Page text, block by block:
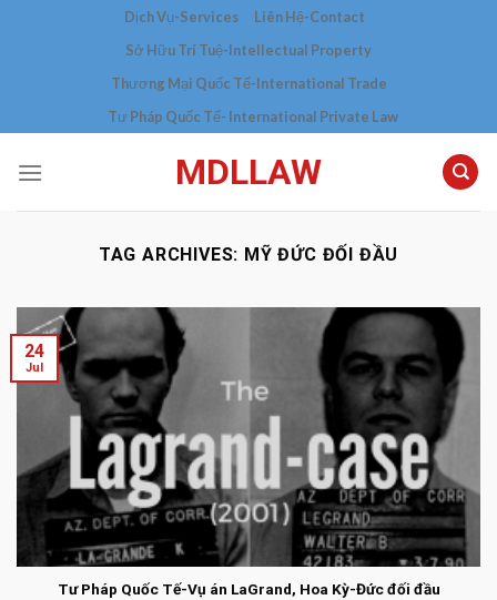
Dịch Vụ-Services
Liên Hệ-Contact
Sở Hữu Trí Tuệ-Intellectual Property
Thương Mại Quốc Tế-International Trade
Tư Pháp Quốc Tế- International Private Law
MDLLAW
TAG ARCHIVES: MỸ ĐỨC ĐỐI ĐẦU
Tư Pháp Quốc Tế-Vụ án LaGrand, Hoa Kỳ-Đức đối đầu
24
Jul